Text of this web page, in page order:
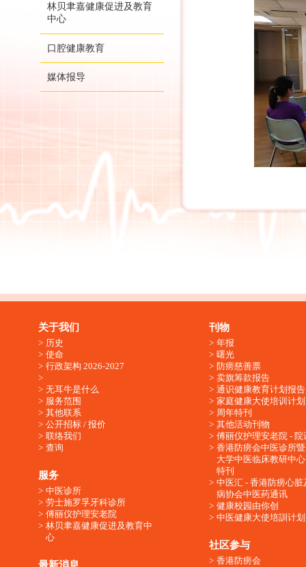
林贝聿嘉健康促进及教育
中心
口腔健康教育
媒体报导
关于我们
历史
使命
行政架构 2026-2027
无耳牛是什么
服务范围
其他联系
公开招标 / 报价
联络我们
查询
服务
中医诊所
劳士施罗孚牙科诊所
傅丽仪护理安老院
林贝聿嘉健康促进及教育中
心
刊物
年报
曙光
防痨慈善票
卖旗筹款报告
通识健康教育计划报告
家庭健康大使培训计划
周年特刊
其他活动刊物
傅丽仪护理安老院 - 院
香港防痨会中医诊所
大学中医临床教研中
特刊
中医汇 - 香港防痨心脏
病协会中医药通讯
健康校园由你创
中医健康大使培訓计划
社区参与
香港防痨会